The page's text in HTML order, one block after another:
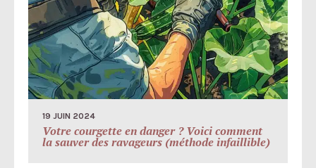
19 JUIN 2024
Votre courgette en danger ? Voici comment
la sauver des ravageurs (méthode infaillible)